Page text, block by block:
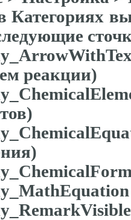
Категориях
реакции)